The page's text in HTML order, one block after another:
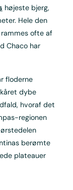
højeste bjerg,
Hele den
rammes ofte af
Chaco har
floderne
dybe
hvoraf det
regionen
berømte
plateauer